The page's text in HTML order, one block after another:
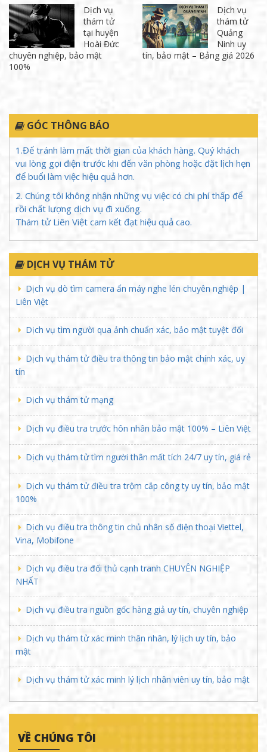
Dịch vụ
thám tử
tại huyện
Hoài Đức
chuyên nghiệp, bảo mật
100%
Dịch vụ
thám tử
Quảng
Ninh uy
tín, bảo mật – Bảng giá 2026
GÓC THÔNG BÁO
1.Để tránh làm mất thời gian của khách hàng. Quý khách
vui lòng gọi điện trước khi đến văn phòng hoặc đặt lịch hẹn
để buổi làm việc hiệu quả hơn.
2. Chúng tôi không nhận những vụ việc có chi phí thấp để
rồi chất lượng dịch vụ đi xuống.
Thám tử Liên Việt cam kết đạt hiệu quả cao.
DỊCH VỤ THÁM TỬ
Dịch vụ dò tìm camera ẩn máy nghe lén chuyên nghiệp |
Liên Việt
Dịch vụ tìm người qua ảnh chuẩn xác, bảo mật tuyệt đối
Dịch vụ thám tử điều tra thông tin bảo mật chính xác, uy
tín
Dịch vụ thám tử mạng
Dịch vụ điều tra trước hôn nhân bảo mật 100% – Liên Việt
Dịch vụ thám tử tìm người thân mất tích 24/7 uy tín, giá rẻ
Dịch vụ thám tử điều tra trộm cắp công ty uy tín, bảo mật
100%
Dịch vụ điều tra thông tin chủ nhân số điện thoại Viettel,
Vina, Mobifone
Dịch vụ điều tra đối thủ cạnh tranh CHUYÊN NGHIỆP
NHẤT
Dịch vụ điều tra nguồn gốc hàng giả uy tín, chuyên nghiệp
Dịch vụ thám tử xác minh thân nhân, lý lịch uy tín, bảo
mật
Dịch vụ thám tử xác minh lý lịch nhân viên uy tín, bảo mật
VỀ CHÚNG TÔI